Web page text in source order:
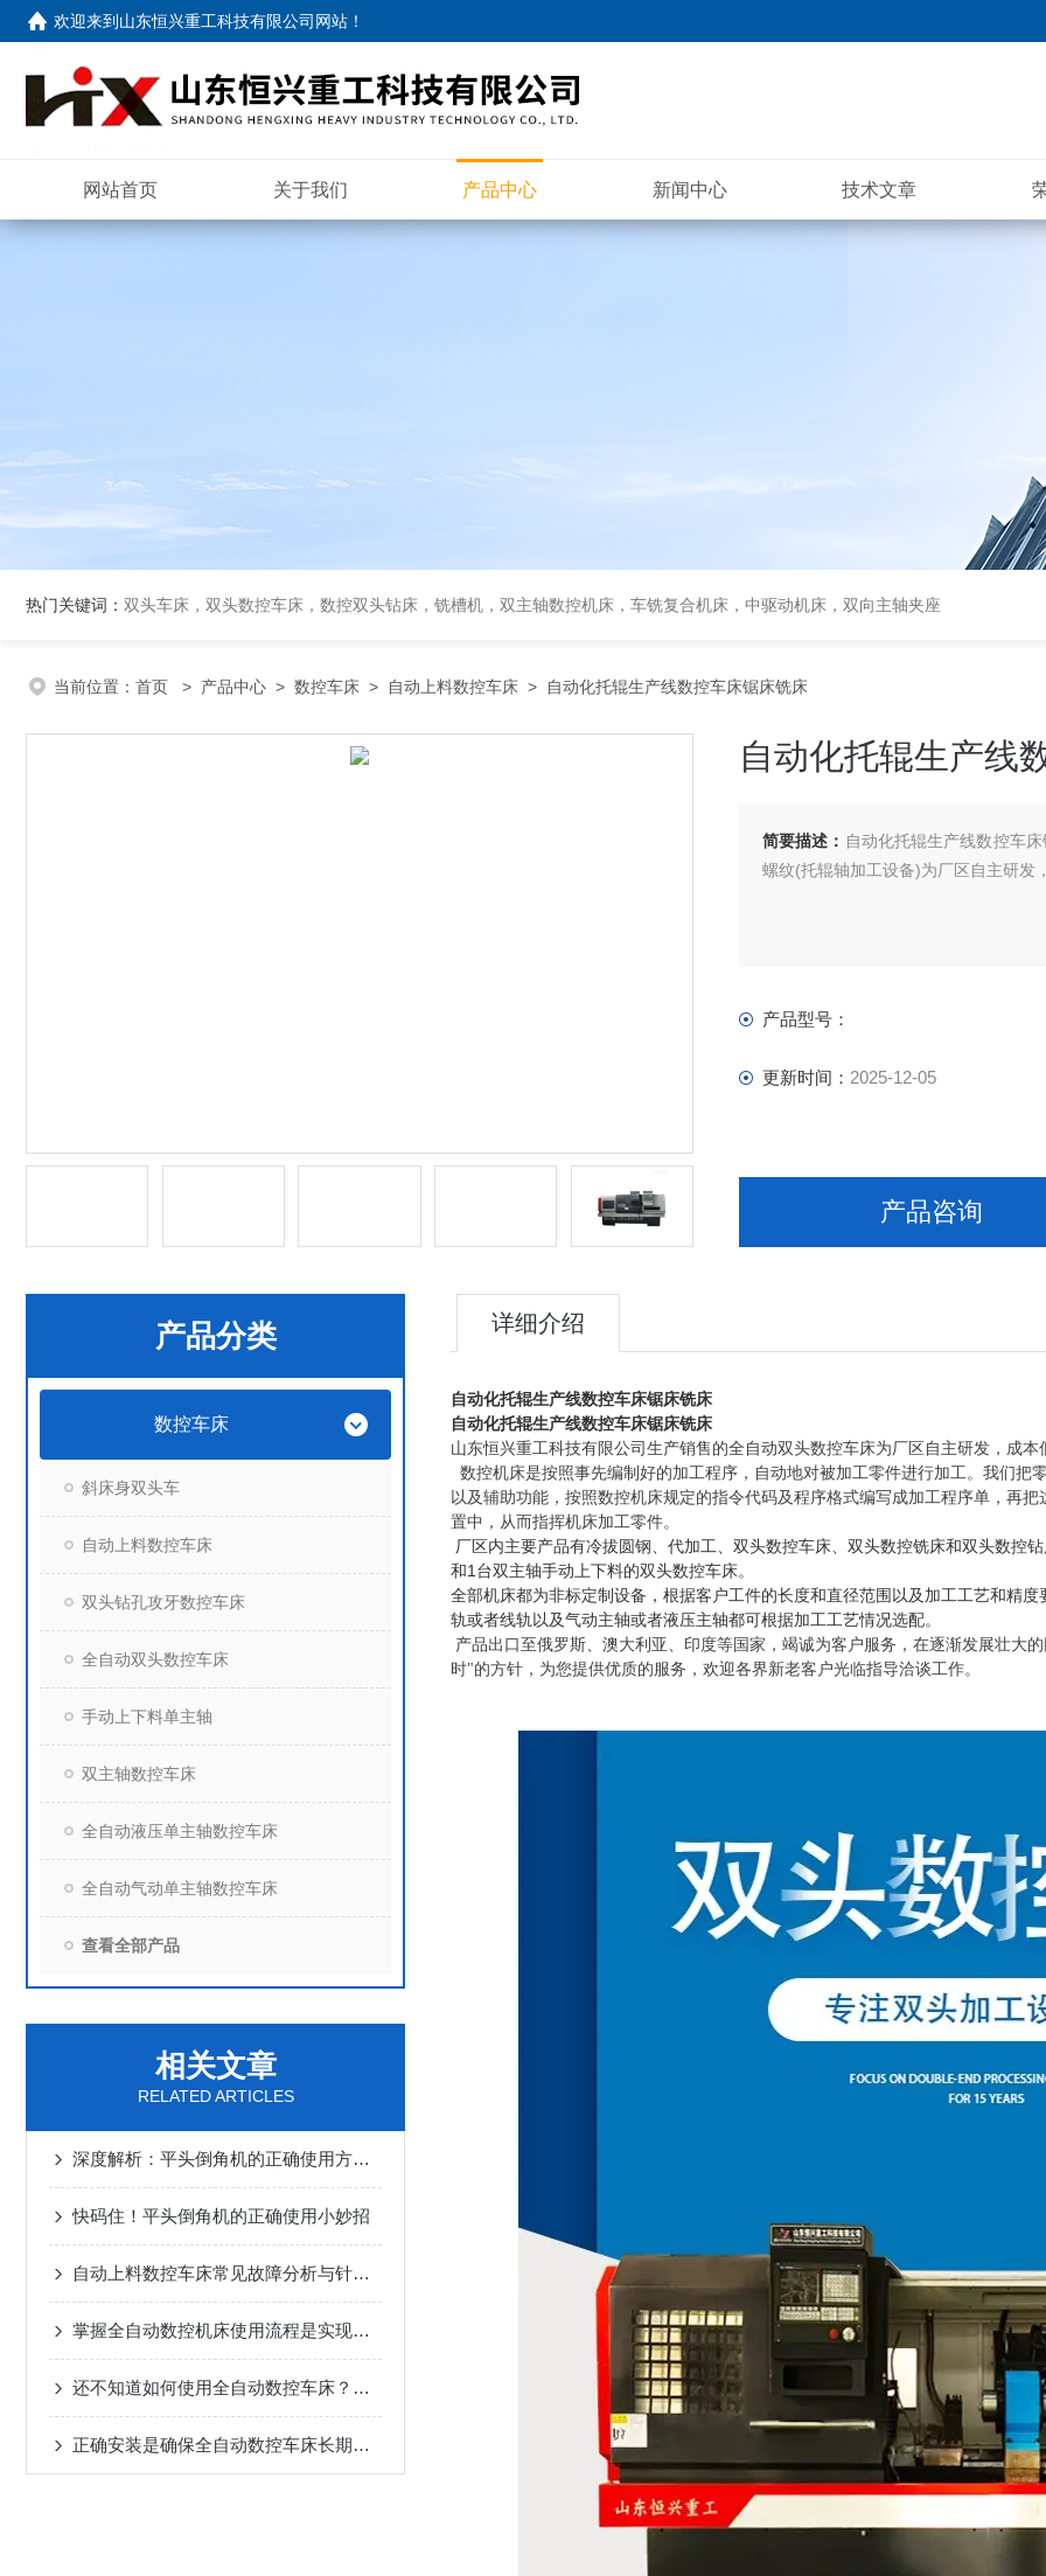
欢迎来到 山东恒兴重工科技有限公司网站 ！
网站首页 关于我们 产品中心 新闻中心 技术文章
热门关键词： 双头车床，双头数控车床，数控双头钻床，铣槽机，双主轴数控机床，车铣复合机床，中驱动机床，双向主轴夹座
当前位置： 首页 > 产品中心 > 数控车床 > 自动上料数控车床 > 自动化托辊生产线数控车床锯床铣床
自动化托辊生产线
简要描述： 自动化托辊生产线数控车
螺纹(托辊轴加工设备)为厂区自主研发
产品型号：
更新时间： 2025-12-05
产品咨询
产品分类
数控车床
斜床身双头车
自动上料数控车床
双头钻孔攻牙数控车床
全自动双头数控车床
手动上下料单主轴
双主轴数控车床
全自动液压单主轴数控车床
全自动气动单主轴数控车床
查看全部产品
相关文章
RELATED ARTICLES
深度解析：平头倒角机的正确使用方法全攻略
快码住！平头倒角机的正确使用小妙招
自动上料数控车床常见故障分析与针对性解决方法分享
掌握全自动数控机床使用流程是实现长期正常运行的根本保障
还不知道如何使用全自动数控车床？进来看
正确安装是确保全自动数控车床长期稳定性的关键步骤
详细介绍
自动化托辊生产线数控车床锯床铣床
自动化托辊生产线数控车床锯床铣床
山东恒兴重工科技有限公司生产销售的全自动双头数控车床为厂区自主研发，成
数控机床是按照事先编制好的加工程序，自动地对被加工零件进行加工。我们
以及辅助功能，按照数控机床规定的指令代码及程序格式编写成加工程序单，再
置中，从而指挥机床加工零件。
厂区内主要产品有冷拔圆钢、代加工、双头数控车床、双头数控铣床和双头数控
和1 台双主轴手动上下料的双头数控车床。
全部机床都为非标定制设备，根据客户工件的长度和直径范围以及加工工艺和精
轨或者线轨以及气动主轴或者液压主轴都可根据加工工艺情况选配。
产品出口至俄罗斯、澳大利亚、印度等国家，竭诚为客户服务，在逐渐发展壮大
时"的方针，为您提供优质的服务，欢迎各界新老客户光临指导洽谈工作。